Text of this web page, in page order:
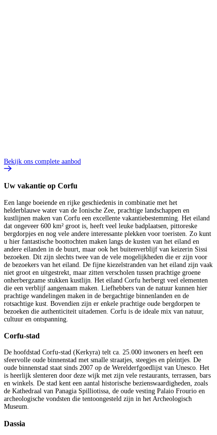
Bekijk ons complete aanbod
Uw vakantie op Corfu
Een lange boeiende en rijke geschiedenis in combinatie met het
helderblauwe water van de Ionische Zee, prachtige landschappen en
kustlijnen maken van Corfu een excellente vakantiebestemming. Het eiland
dat ongeveer 600 km² groot is, heeft veel leuke badplaatsen, pittoreske
bergdorpjes en nog vele andere interessante plekken voor toeristen. Zo kunt
u hier fantastische boottochten maken langs de kusten van het eiland en
andere eilanden in de buurt, maar ook het buitenverblijf van keizerin Sissi
bezoeken. Dit zijn slechts twee van de vele mogelijkheden die er zijn voor
de bezoekers van het eiland. De fijne kiezelstranden van het eiland zijn vaak
niet groot en uitgestrekt, maar zitten verscholen tussen prachtige groene
onherbergzame stukken kustlijn. Het eiland Corfu herbergt veel elementen
die een verblijf aangenaam maken. Liefhebbers van de natuur kunnen hier
prachtige wandelingen maken in de bergachtige binnenlanden en de
rotsachtige kust. Bovendien zijn er enkele prachtige oude bergdorpen te
bezoeken die authenticiteit uitademen. Corfu is de ideale mix van natuur,
cultuur en ontspanning.
Corfu-stad
De hoofdstad Corfu-stad (Kerkyra) telt ca. 25.000 inwoners en heeft een
sfeervolle oude binnenstad met smalle straatjes, steegjes en pleintjes. De
oude binnenstad staat sinds 2007 op de Werelderfgoedlijst van Unesco. Het
is heerlijk slenteren door deze wijk met zijn vele restaurants, terrassen, bars
en winkels. De stad kent een aantal historische bezienswaardigheden, zoals
de Kathedraal van Panagia Spilliotissa, de oude vesting Palaio Frourio en
archeologische vondsten die tentoongesteld zijn in het Archeologisch
Museum.
Dassia